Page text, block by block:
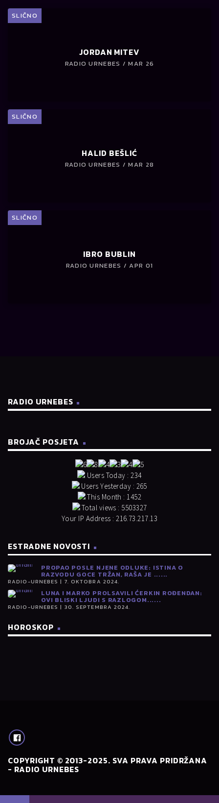
SLIČNO
JORDAN MITEV
RADIO URNEBES / MAR 26
SLIČNO
HALID BEŠLIĆ
RADIO URNEBES / MAR 28
SLIČNO
IBRO BUBLIN
RADIO URNEBES / APR 01
RADIO URNEBES
BROJAČ POSJETA
Users Today : 234
Users Yesterday : 265
This Month : 1452
Total views : 5503327
Your IP Address : 216.73.217.13
ESTRADNE NOVOSTI
PROPAO POSLE NJENE ODLUKE: ISTINA O
RAZVODU GOCE TRŽAN, RAŠA JE ......
RADIO-URNEBES | 7. OKTOBRA 2024.
LUNA I MARKO PROLSAVILI ĆERKIN ROĐENDAN:
OVI BLISKI LJUDI S RAZLOGOM......
RADIO-URNEBES | 30. SEPTEMBRA 2024.
HOROSKOP
COPYRIGHT © 2013-2025. SVA PRAVA PRIDRŽANA
- RADIO URNEBES